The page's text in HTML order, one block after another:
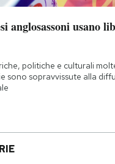
anglosassoni usano
politiche e culturali
sono sopravvissute alla